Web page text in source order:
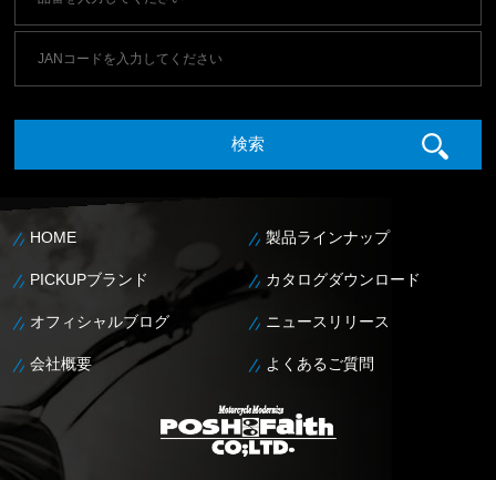
HOME 製品ラインナップ
PICKUPブランド カタログダウンロード
オフィシャルブログ ニュースリリース
会社概要 よくあるご質問